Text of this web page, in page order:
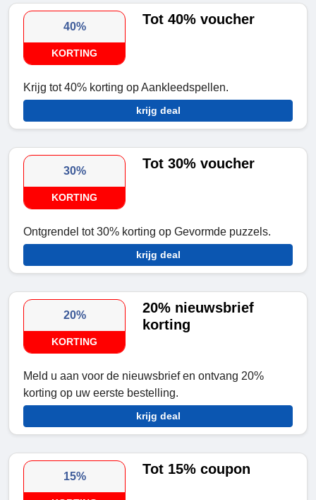
40%
KORTING
Tot 40% voucher
Krijg tot 40% korting op Aankleedspellen.
krijg deal
30%
KORTING
Tot 30% voucher
Ontgrendel tot 30% korting op Gevormde puzzels.
krijg deal
20%
KORTING
20% nieuwsbrief
korting
Meld u aan voor de nieuwsbrief en ontvang 20%
korting op uw eerste bestelling.
krijg deal
15% Tot 15% coupon